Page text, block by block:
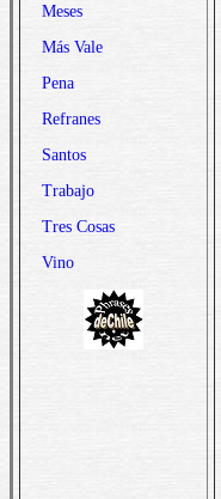
Meses
Más Vale
Pena
Refranes
Santos
Trabajo
Tres Cosas
Vino